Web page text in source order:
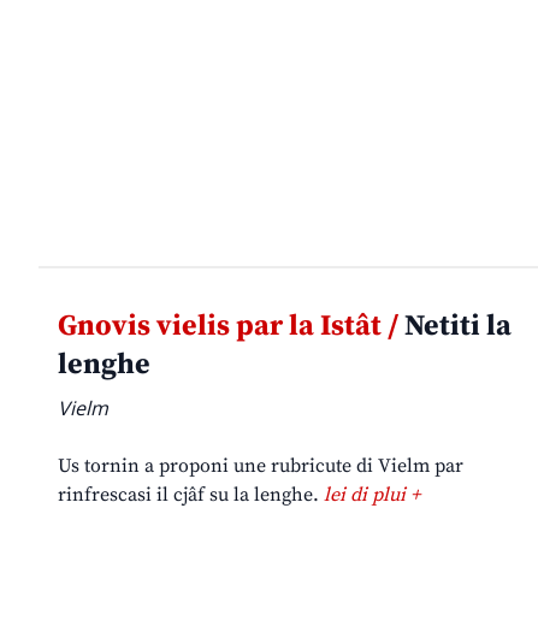
Gnovis vielis par la Istât /Netiti la
lenghe
Vielm
Us tornin a proponi une rubricute di Vielm par
rinfrescasi il cjâf su la lenghe. lei di plui +